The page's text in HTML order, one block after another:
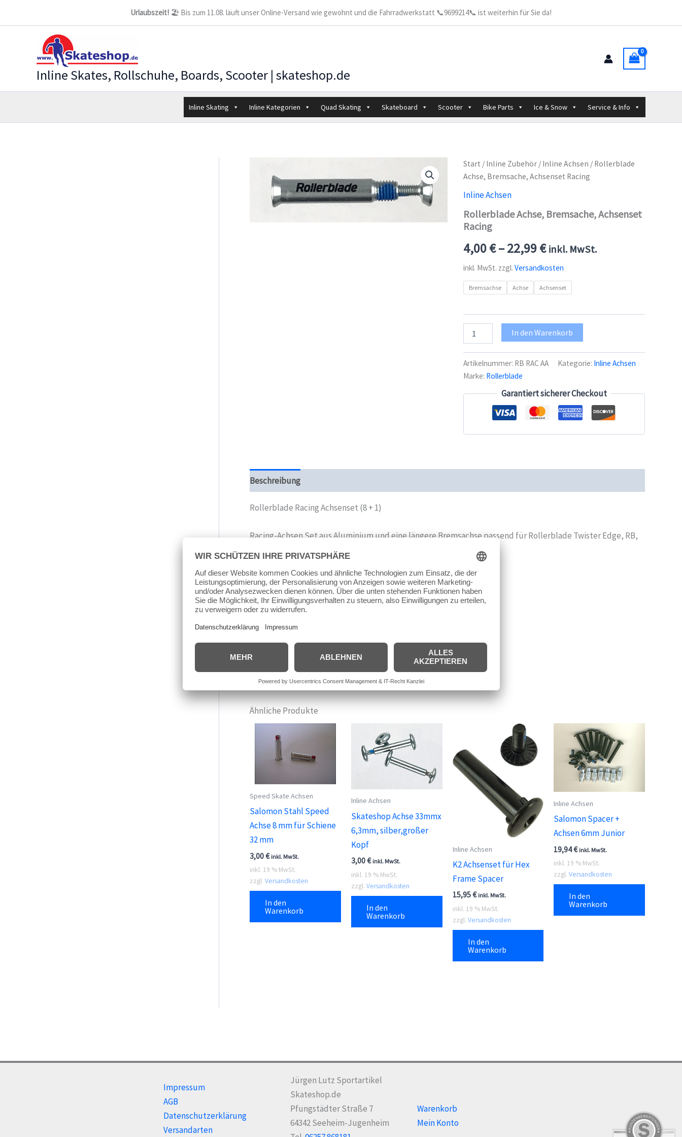
Urlaubszeit! 🏖️ Bis zum 11.08. läuft unser Online-Versand wie gewohnt und die Fahrradwerkstatt 📞9699214📞 ist weiterhin für Sie da!
Inline Skates, Rollschuhe, Boards, Scooter | skateshop.de
Inline Skating Inline Kategorien Quad Skating Skateboard Scooter Bike Parts Ice & Snow Service & Info
Start / Inline Zubehör/ Inline Achsen / Rollerblade
Achse, Bremsache, Achsenset Racing
Inline Achsen
Rollerblade Achse, Bremsache, Achsenset
Racing
4,00€–22,99€ inkl. MwSt.
inkl. MwSt. zzgl. Versandkosten
Bremsachse Achse Achsenset
Achse,
Achsenset
Racing
Menge
In den Warenkorb
Artikelnummer: RB RAC AA Kategorie: Inline Achsen
Marke: Rollerblade
Garantiert sicherer Checkout
Beschreibung
Rollerblade Racing Achsenset (8 + 1)
Racing-Achsen Set aus Aluminium und eine längere Bremsachse passend für Rollerblade Twister Edge, RB,
Powerblade, Endurace, Tempest, Twister und Metroblade Modelle.
8 kurze, 1 lange Achse (für Bremse)
Achsendurchmesser ca. 8 mm
Länge der kurzen Achsen ca. 34 mm
Länge der langen Achse ca. 41 mm
Ähnliche Produkte
Speed Skate Achsen
Salomon Stahl Speed
Achse 8 mm für Schiene
32 mm
3,00€ inkl. MwSt.
inkl. 19 % MwSt.
zzgl. Versandkosten
In den
Warenkorb
Inline Achsen
Skateshop Achse 33mmx
6,3mm, silber,großer
Kopf
3,00€ inkl. MwSt.
inkl. 19 % MwSt.
zzgl. Versandkosten
In den
Warenkorb
Inline Achsen
K2 Achsenset für Hex
Frame Spacer
15,95€ inkl. MwSt.
inkl. 19 % MwSt.
zzgl. Versandkosten
In den
Warenkorb
Inline Achsen
Salomon Spacer +
Achsen 6mm Junior
19,94€ inkl. MwSt.
inkl. 19 % MwSt.
zzgl.Versandkosten
In den
Warenkorb
Impressum
AGB
Datenschutzerklärung
Versandarten
Jürgen Lutz Sportartikel
Skateshop.de
Pfungstädter Straße 7
64342 Seeheim-Jugenheim
Warenkorb
Mein Konto